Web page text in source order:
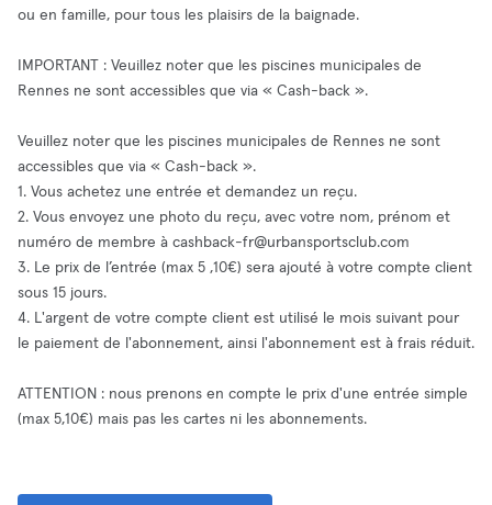
ou en famille, pour tous les plaisirs de la baignade.
IMPORTANT : Veuillez noter que les piscines municipales de
Rennes ne sont accessibles que via « Cash-back ».
Veuillez noter que les piscines municipales de Rennes ne sont
accessibles que via « Cash-back ».
1. Vous achetez une entrée et demandez un reçu.
2. Vous envoyez une photo du reçu, avec votre nom, prénom et
numéro de membre à cashback-fr@urbansportsclub.com
3. Le prix de l’entrée (max 5 ,10€) sera ajouté à votre compte client
sous 15 jours.
4. L'argent de votre compte client est utilisé le mois suivant pour
le paiement de l'abonnement, ainsi l'abonnement est à frais réduit.
ATTENTION : nous prenons en compte le prix d'une entrée simple
(max 5,10€) mais pas les cartes ni les abonnements.